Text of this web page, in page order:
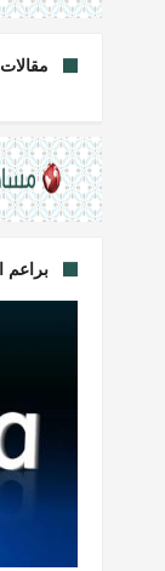
مقالات
براعم